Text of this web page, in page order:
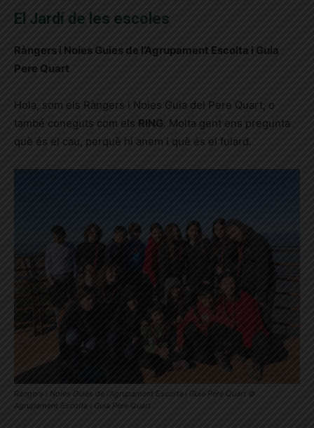
El Jardí de les escoles
Ràngers i Noies Guies de l’Agrupament Escolta i Guia
Pere Quart
Hola, som els Ràngers i Noies Guia del Pere Quart, o
també coneguts com els RING. Molta gent ens pregunta
què és el cau, perquè hi anem i què és el fulard.
Ràngers i Noies Guies de l’Agrupament Escolta i Guia Pere Quart ©
Agrupament Escolta i Guia Pere Quart